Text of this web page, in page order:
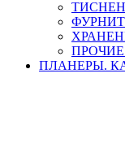
ПРОЧИЕ
ПЛАНЕРЫ.